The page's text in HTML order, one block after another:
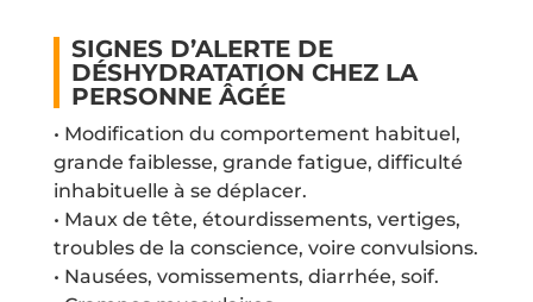
SIGNES D’ALERTE DE
DÉSHYDRATATION CHEZ LA
PERSONNE ÂGÉE
• Modification du comportement habituel,
grande faiblesse, grande fatigue, difficulté
inhabituelle à se déplacer.
• Maux de tête, étourdissements, vertiges,
troubles de la conscience, voire convulsions.
• Nausées, vomissements, diarrhée, soif.